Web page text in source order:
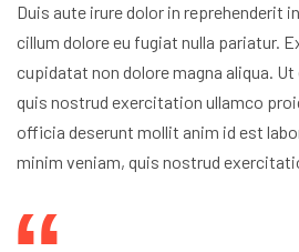
Duis aute irure dolor in reprehenderit
cillum dolore eu fugiat nulla pariatur.
cupidatat non dolore magna aliqua.
quis nostrud exercitation ullamco
officia deserunt mollit anim id est
minim veniam, quis nostrud